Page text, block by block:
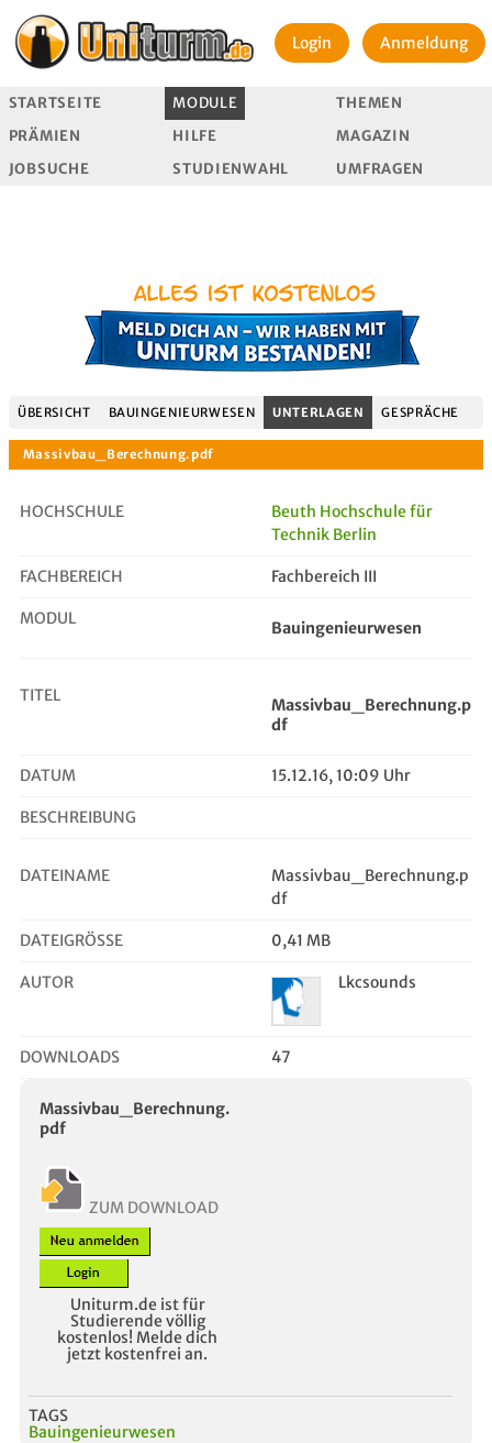
Login Anmeldung
STARTSEITE MODULE
THEMEN
PRÄMIEN
HILFE
MAGAZIN
JOBSUCHE
STUDIENWAHL UMFRAGEN
ÜBERSICHT BAUINGENIEURWESEN UNTERLAGEN GESPRÄCHE
Massivbau_Berechnung.pdf
HOCHSCHULE
Beuth Hochschule für
Technik Berlin
FACHBEREICH Fachbereich III
MODUL Bauingenieurwesen
TITEL
Massivbau_Berechnung.p
df
DATUM 15.12.16, 10:09 Uhr
BESCHREIBUNG
DATEINAME
Massivbau_Berechnung.p
df
DATEIGRÖSSE 0,41 MB
AUTOR Lkcsounds
DOWNLOADS 47
Massivbau_Berechnung.
pdf
ZUM DOWNLOAD
Uniturm.de ist für
Studierende völlig
kostenlos! Melde dich
jetzt kostenfrei an.
TAGS
Bauingenieurwesen